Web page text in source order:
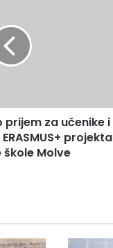
prijem za učenike i
projekta
škole Molve